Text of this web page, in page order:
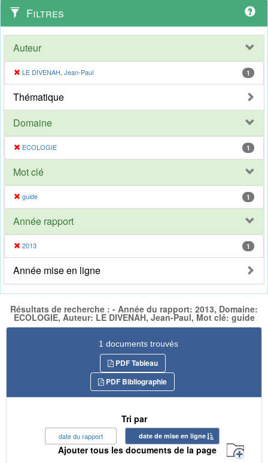
Filtres
Auteur
LE DIVENAH, Jean-Paul 1
Thématique
Domaine
ECOLOGIE 1
Mot clé
guide 1
Année rapport
2013 1
Année mise en ligne
Résultats de recherche : - Année du rapport: 2013, Domaine:
ECOLOGIE, Auteur: LE DIVENAH, Jean-Paul, Mot clé: guide
1 documents trouvés
PDF Tableau
PDF Bibliographie
Tri par
date du rapport date de mise en ligne
Ajouter tous les documents de la page